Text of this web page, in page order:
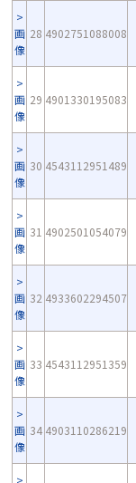
画
像
28 4902751088008
画
像
29 4901330195083
画
像
30 4543112951489
画
像
31 4902501054079
画
像
32 4933602294507
画
像
33 4543112951359
画
像
34 4903110286219